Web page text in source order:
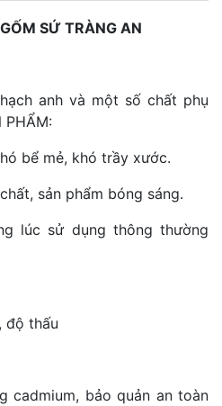
SỨ TRÀNG AN
anh và một số chất phụ
PHẨM:
bể mẻ, khó trầy xước.
sản phẩm bóng sáng.
lúc sử dụng thông thường
độ thấu
cadmium, bảo quản an toàn